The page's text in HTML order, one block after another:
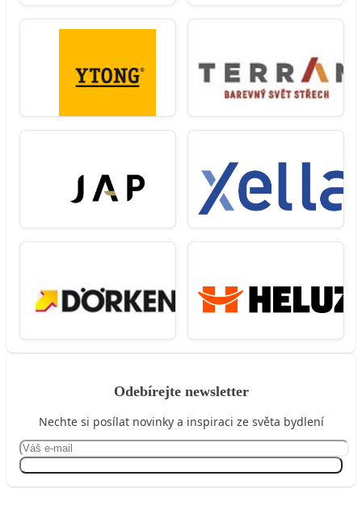
Odebírejte newsletter
Nechte si posílat novinky a inspiraci ze světa bydlení